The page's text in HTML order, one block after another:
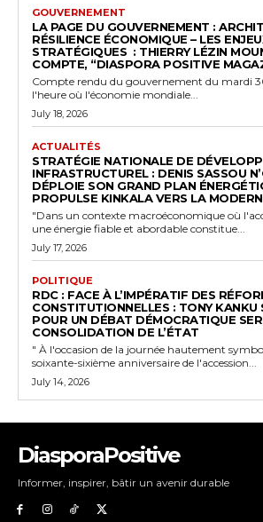
GOUVERNEMENT
LA PAGE DU GOUVERNEMENT :
RÉSILIENCE ÉCONOMIQUE – LES
STRATÉGIQUES : THIERRY LÉZIN
COMPTE, “DIASPORA POSITIVE
Compte rendu du gouvernement du mardi 30
l'heure où l'économie mondiale...
July 18, 2026
ACTUALITÉS
STRATÉGIE NATIONALE DE
INFRASTRUCTUREL : DENIS SASSOU
DÉPLOIE SON GRAND PLAN
PROPULSE KINKALA VERS LA
"Dans un contexte macroéconomique où
une énergie fiable et abordable constitue...
July 17, 2026
POLITIQUE
RDC : FACE À L’IMPÉRATIF DES
CONSTITUTIONNELLES : TONY KANKU
POUR UN DÉBAT DÉMOCRATIQUE
CONSOLIDATION DE L’ÉTAT
" À l'occasion de la journée hautement
soixante-sixième anniversaire de l'accession...
July 14, 2026
DiasporaPositive
Informer, inspirer, bâtir un avenir durable